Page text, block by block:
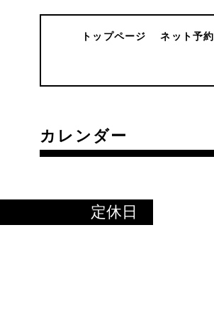
トップページ ネット予約
カレンダー
定休日